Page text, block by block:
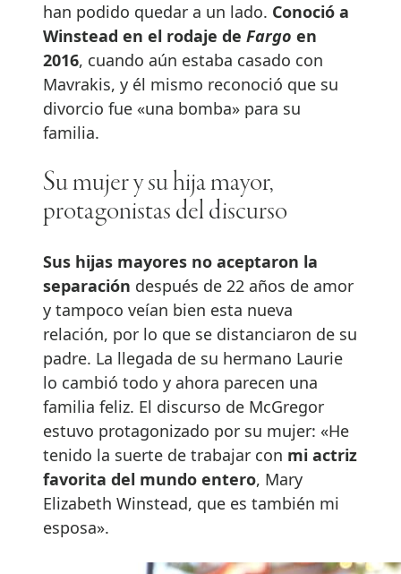
han podido quedar a un lado. Conoció a
Winstead en el rodaje de Fargo en
2016, cuando aún estaba casado con
Mavrakis, y él mismo reconoció que su
divorcio fue «una bomba» para su
familia.
Su mujer y su hija mayor,
protagonistas del discurso
Sus hijas mayores no aceptaron la
separación después de 22 años de amor
y tampoco veían bien esta nueva
relación, por lo que se distanciaron de su
padre. La llegada de su hermano Laurie
lo cambió todo y ahora parecen una
familia feliz. El discurso de McGregor
estuvo protagonizado por su mujer: «He
tenido la suerte de trabajar con mi actriz
favorita del mundo entero, Mary
Elizabeth Winstead, que es también mi
esposa».